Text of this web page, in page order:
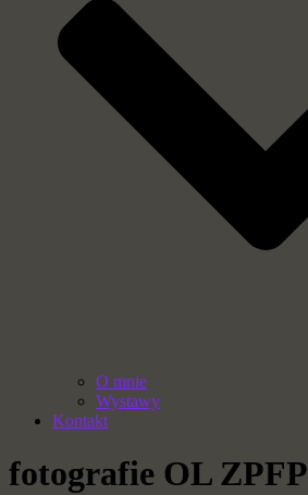
O mnie
Wystawy
Kontakt
fotografie OL ZPFP